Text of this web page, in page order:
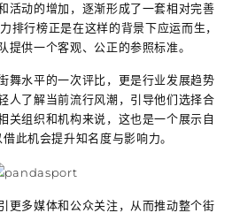
活动的增加，逐渐形成了一套相对完善
排行榜正是在这样的背景下应运而生，
提供一个客观、公正的参照标准。
舞水平的一次评比，更是行业发展趋势
人了解当前流行风潮，引导他们选择合
关组织和机构来说，这也是一个展示自
此机会提升知名度与影响力。
更多媒体和公众关注，从而推动整个街